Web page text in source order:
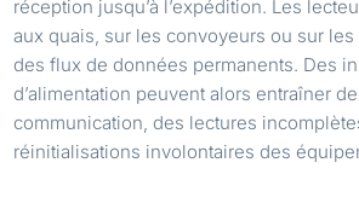
réception jusqu’à l’expédition. Les
aux quais, sur les convoyeurs ou sur
des flux de données permanents. Des
d’alimentation peuvent alors entraîner
communication, des lectures
réinitialisations involontaires des